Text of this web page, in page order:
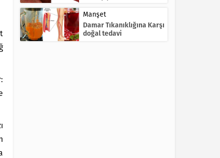
Manşet
Damar Tıkanıklığına Karşı
doğal tedavi